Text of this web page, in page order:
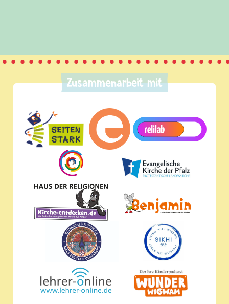
Zusammenarbeit mit